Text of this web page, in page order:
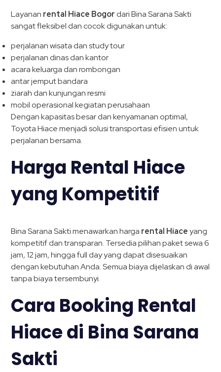
Layanan rental Hiace Bogor dari Bina Sarana Sakti
sangat fleksibel dan cocok digunakan untuk:
perjalanan wisata dan study tour
perjalanan dinas dan kantor
acara keluarga dan rombongan
antar jemput bandara
ziarah dan kunjungan resmi
mobil operasional kegiatan perusahaan
Dengan kapasitas besar dan kenyamanan optimal,
Toyota Hiace menjadi solusi transportasi efisien untuk
perjalanan bersama.
Harga Rental Hiace
yang Kompetitif
Bina Sarana Sakti menawarkan harga rental Hiaceyang
kompetitif dan transparan. Tersedia pilihan paket sewa 6
jam, 12 jam, hingga full day yang dapat disesuaikan
dengan kebutuhan Anda. Semua biaya dijelaskan di awal
tanpa biaya tersembunyi.
Cara Booking Rental
Hiace di Bina Sarana
Sakti